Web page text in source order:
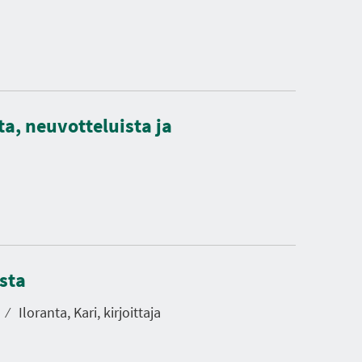
neuvotteluista ja
⁄ Iloranta, Kari, kirjoittaja